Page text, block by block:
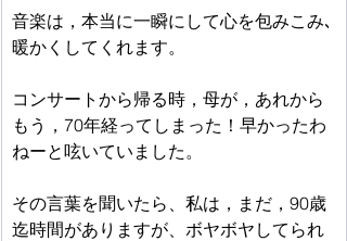
音楽は，本当に一瞬にして心を包みこみ､
暖かくしてくれます。
コンサートから帰る時，母が，あれから
もう，70年経ってしまった！早かったわ
ねーと呟いていました。
その言葉を聞いたら、私は，まだ，90歳
迄時間がありますが、ボヤボヤしてられ